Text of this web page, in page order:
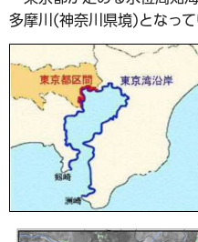
多摩川(神奈川県境)となって